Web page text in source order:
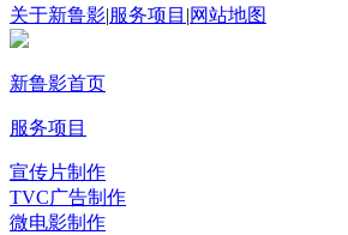
关于新鲁影|服务项目 |网站地图
新鲁影首页
服务项目
宣传片制作
TVC广告制作
微电影制作